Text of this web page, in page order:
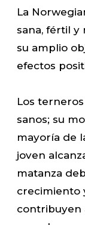
La
sana, fértil
su amplio
efectos
Los
sanos; su
mayoría de
joven
matanza
crecimiento
contribuyen